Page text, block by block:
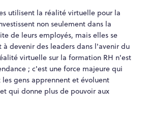
utilisent la réalité virtuelle pour la
non seulement dans la
de leurs employés, mais elles se
devenir des leaders dans l'avenir du
virtuelle sur la formation RH n'est
; c'est une force majeure qui
gens apprennent et évoluent
qui donne plus de pouvoir aux